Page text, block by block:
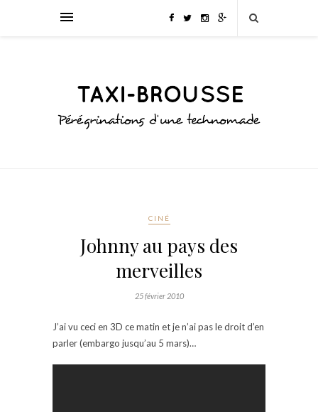
CINÉ
Johnny au pays des
merveilles
25 février 2010
J’ai vu ceci en 3D ce matin et je n’ai pas le droit d’en
parler (embargo jusqu’au 5 mars)…